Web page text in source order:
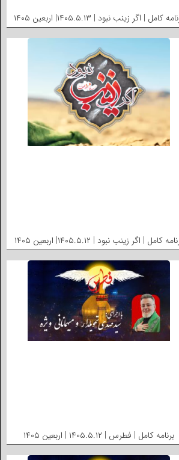
کامل | اگر زینب نبود | ۱۴۰۵.۵.۱۳| اربعین ۱۴۰۵
کامل | اگر زینب نبود | ۱۴۰۵.۵.۱۲| اربعین ۱۴۰۵
برنامه کامل | فطرس | ۱۴۰۵.۵.۱۲ | اربعین ۱۴۰۵